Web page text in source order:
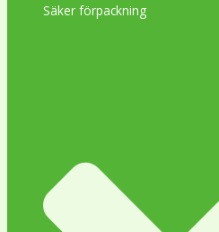
Säker förpackning